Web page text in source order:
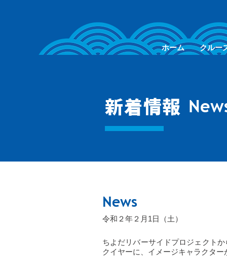
ホーム クルー
News
​令和２年２月1日（土）
ちよだリバーサイドプロジェクト
クイヤーに、イメージキャラクター
新着情報